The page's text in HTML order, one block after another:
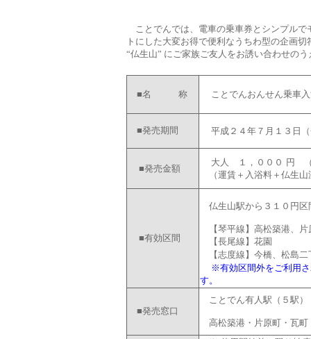
ことでんでは、電車の乗車券とシンプルで
トにした大変お得で便利なうちわ型の企画
“仏生山” にご家族ご友人をお誘い合わせの
■名 称 ことでんおんせん乗車
■発売期間 平成２４年７月１３日
■発売金額
大人 １，０００ 円
（運賃＋入浴料＋仏生
■有効区間
仏生山駅から３１０円区
【琴平線】高松築港、片
【長尾線】花園
【志度線】今橋、松島二
※有効区間外をご利用
す。
■発売窓口
ことでん有人駅（５駅）
高松築港・片原町・瓦町